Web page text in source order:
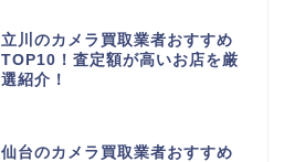
立川のカメラ買取業者おすすめ
TOP10！査定額が高いお店を厳
選紹介！
仙台のカメラ買取業者おすすめ